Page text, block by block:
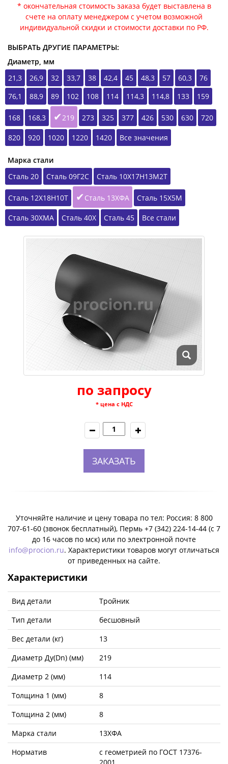
* окончательная стоимость заказа будет выставлена в
счете на оплату менеджером с учетом возможной
индивидуальной скидки и стоимости доставки по РФ.
ВЫБРАТЬ ДРУГИЕ ПАРАМЕТРЫ:
Диаметр, мм
21,3
26,9 32 33,7 38 42,4 45 48,3 57 60,3
76
76,1
88,9 89 102 108 114 114,3 114,8 133 159
168 168,3 219 273 325 377 426 530 630 720
820 920 1020 1220 1420 Все значения
Марка стали
Сталь 20
Сталь 09Г2С Сталь 10Х17Н13М2Т
Сталь 12Х18Н10Т Сталь 13ХФА Сталь 15Х5М
Сталь 30ХМА Сталь 40Х Сталь 45 Все стали
по запросу
* цена с НДС
ЗАКАЗАТЬ
Уточняйте наличие и цену товара по тел: Россия: 8 800
707-61-60 (звонок бесплатный), Пермь +7 (342) 224-14-44 (c 7
до 16 часов по мск) или по электронной почте
info@procion.ru. Характеристики товаров могут отличаться
от приведенных на сайте.
Характеристики
Вид детали
Тройник
Тип детали
бесшовный
Вес детали (кг)
13
Диаметр Ду(Dn) (мм)
219
Диаметр 2 (мм)
114
Толщина 1 (мм)
8
Толщина 2 (мм)
8
Марка стали
13ХФА
Норматив
с геометрией по ГОСТ 17376-